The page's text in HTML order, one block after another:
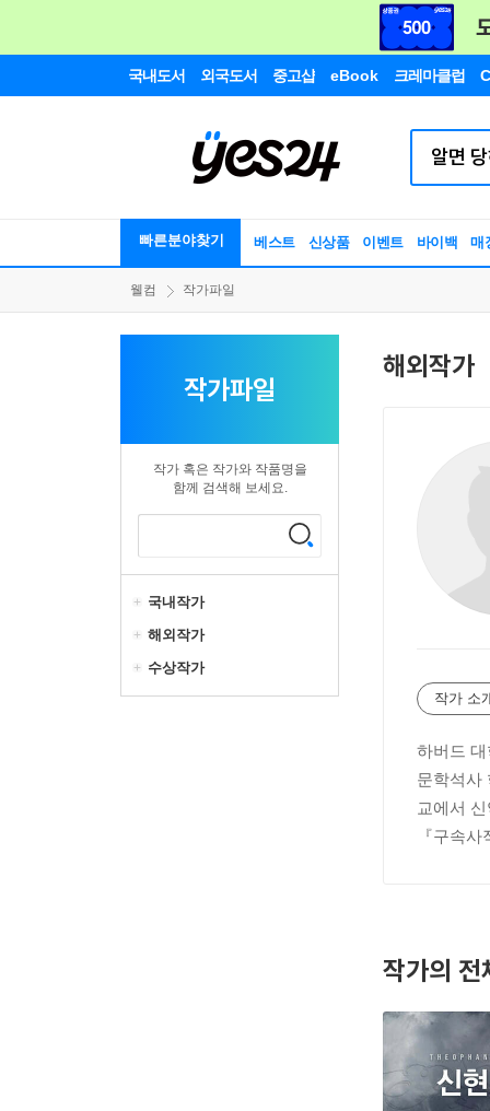
국내도서 외국도서 중고샵 eBook 크레마클럽
빠른분야찾기 베스트 신상품 이벤트 바이백 매
웰컴 작가파일
작가파일
작가 혹은 작가와 작품명을
함께 검색해 보세요.
국내작가
해외작가
수상작가
해외작가
작가 소
하버드
문학석사
교에서
『구속
작가의 전